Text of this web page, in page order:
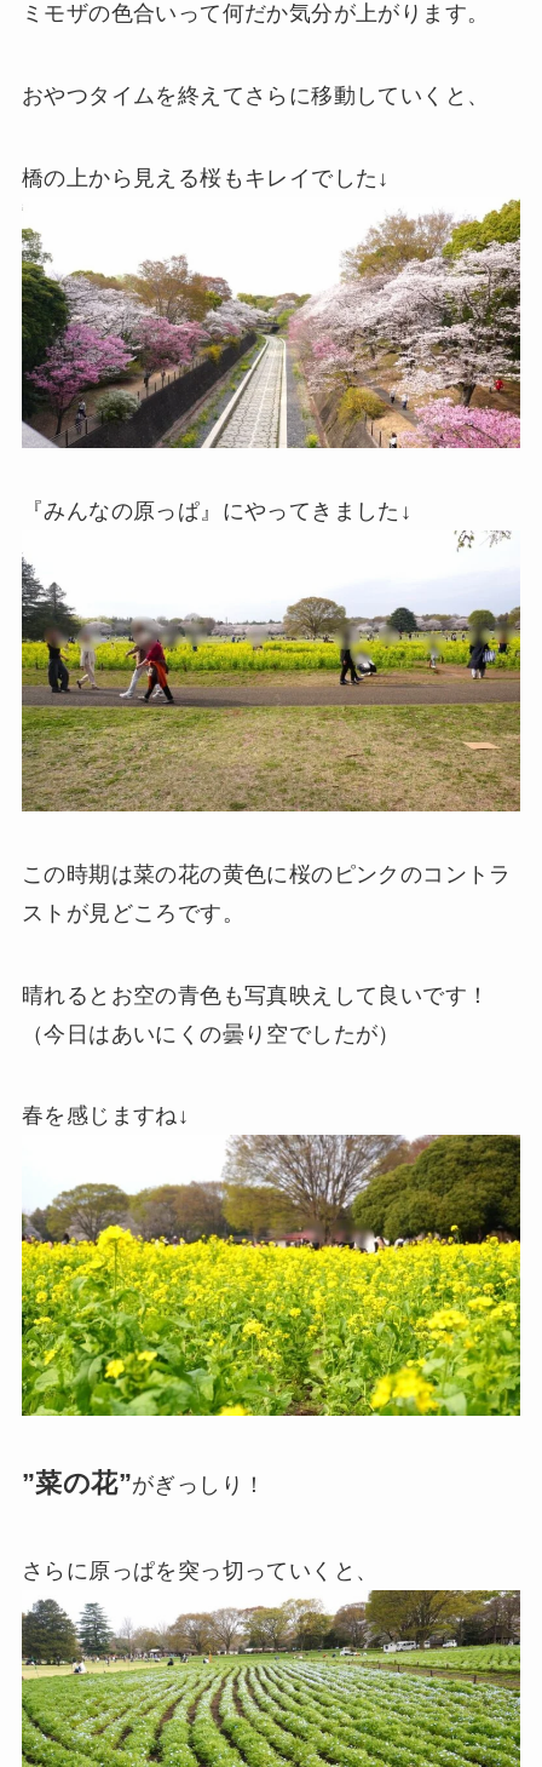
ミモザの色合いって何だか気分が上がります。
おやつタイムを終えてさらに移動していくと、
橋の上から見える桜もキレイでした↓
『みんなの原っぱ』にやってきました↓
この時期は菜の花の黄色に桜のピンクのコントラ
ストが見どころです。
晴れるとお空の青色も写真映えして良いです！
（今日はあいにくの曇り空でしたが）
春を感じますね↓
”菜の花”がぎっしり！
さらに原っぱを突っ切っていくと、